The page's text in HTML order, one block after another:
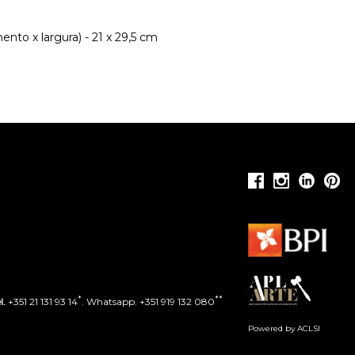
x largura) - 21 x 29,5 cm
+351 21 131 93 14* . Whatsapp. +351 919 132 080**
Powered by ACLSI